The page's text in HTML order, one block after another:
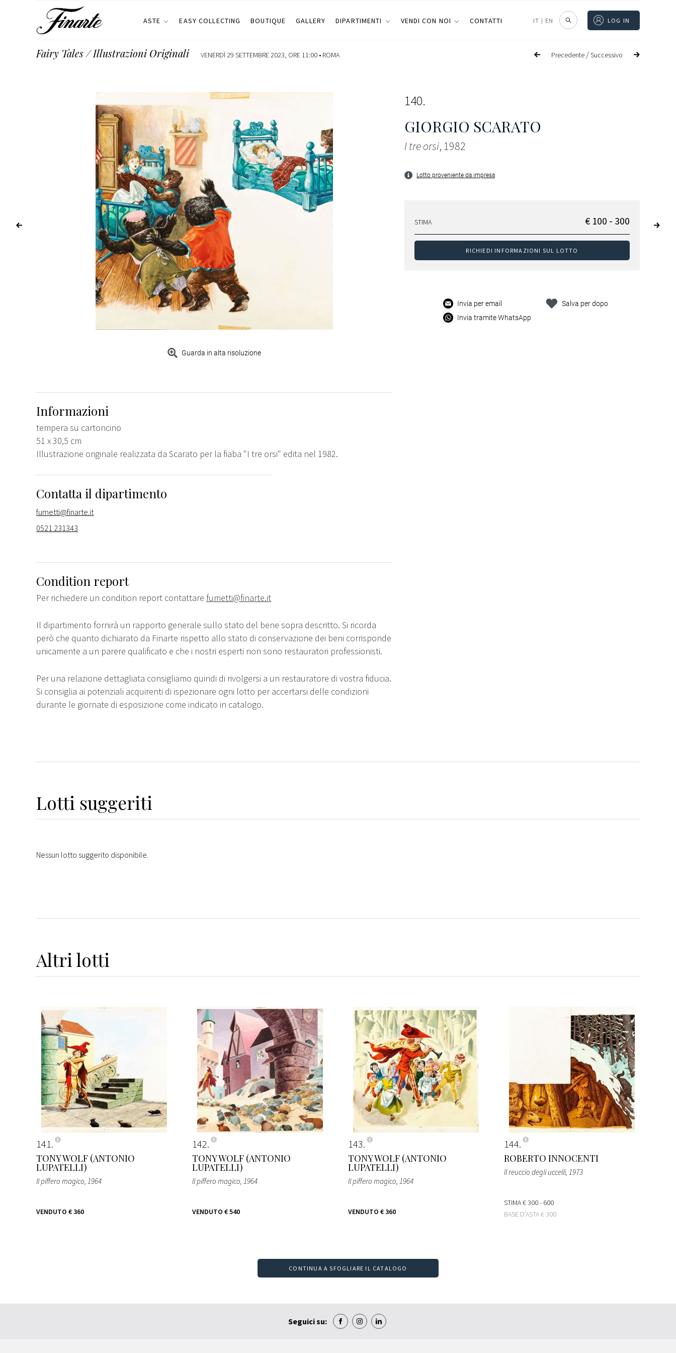
ASTE EASY COLLECTING BOUTIQUE GALLERY DIPARTIMENTI VENDI CON NOI CONTATTI IT | EN LOG IN
Precedente /Successivo
Fairy Tales / Illustrazioni Originali VENERDÌ 29 SETTEMBRE 2023, ORE 11:00 • ROMA
Guarda in alta risoluzione
140
GIORGIO SCARATO
I tre orsi, 1982
Lotto proveniente da impresa
STIMA € 100 - 300
RICHIEDI INFORMAZIONI SUL LOTTO
Invia per email
Invia tramite WhatsApp
Salva per dopo
Informazioni
tempera su cartoncino
51 x 30,5 cm
Illustrazione originale realizzata da Scarato per la fiaba "I tre orsi" edita nel 1982.
Contatta il dipartimento
fumetti@finarte.it
0521 231343
Condition report
Per richiedere un condition report contattare fumetti@finarte.it
Il dipartimento fornirà un rapporto generale sullo stato del bene sopra descritto. Si ricorda
però che quanto dichiarato da Finarte rispetto allo stato di conservazione dei beni corrisponde
unicamente a un parere qualificato e che i nostri esperti non sono restauratori professionisti.
Per una relazione dettagliata consigliamo quindi di rivolgersi a un restauratore di vostra fiducia.
Si consiglia ai potenziali acquirenti di ispezionare ogni lotto per accertarsi delle condizioni
durante le giornate di esposizione come indicato in catalogo.
Lotti suggeriti
Nessun lotto suggerito disponibile.
Altri lotti
141
TONY WOLF (ANTONIO
LUPATELLI)
Il piffero magico, 1964
VENDUTO € 360
142
TONY WOLF (ANTONIO
LUPATELLI)
Il piffero magico, 1964
VENDUTO € 540
143
TONY WOLF (ANTONIO
LUPATELLI)
Il piffero magico, 1964
VENDUTO € 360
144
ROBERTO INNOCENTI
Il reuccio degli uccelli, 1973
STIMA€ 300 - 600
BASE D'ASTA€ 300
CONTINUA A SFOGLIARE IL CATALOGO
Seguici su: